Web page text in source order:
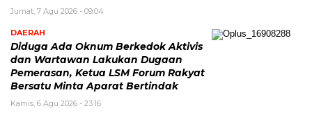
Jumat, 7 Agu 2026 - 09:04
DAERAH
Diduga Ada Oknum Berkedok Aktivis
dan Wartawan Lakukan Dugaan
Pemerasan, Ketua LSM Forum Rakyat
Bersatu Minta Aparat Bertindak
Kamis, 6 Agu 2026 - 23:16